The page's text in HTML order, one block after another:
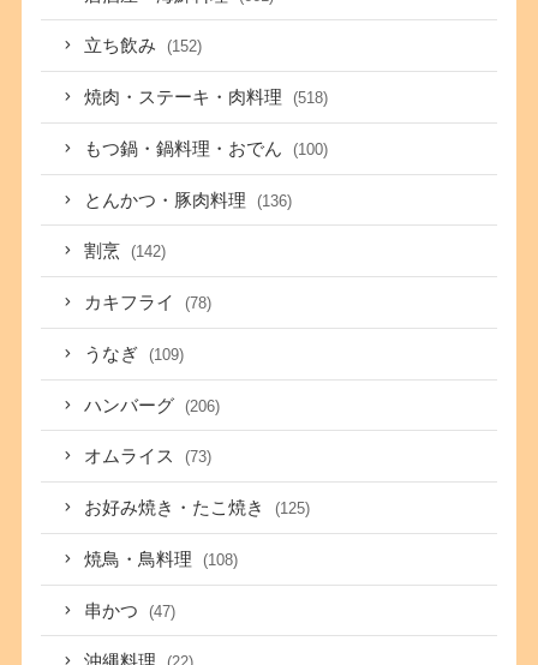
立ち飲み (152)
焼肉・ステーキ・肉料理 (518)
もつ鍋・鍋料理・おでん (100)
とんかつ・豚肉料理 (136)
割烹 (142)
カキフライ (78)
うなぎ (109)
ハンバーグ (206)
オムライス (73)
お好み焼き・たこ焼き (125)
焼鳥・鳥料理 (108)
串かつ (47)